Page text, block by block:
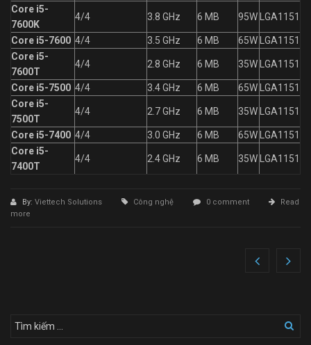
Core i5-
7600K
4/4 3.8 GHz 6 MB 95W LGA1151
Core i5-7600 4/4 3.5 GHz 6 MB 65W
LGA1151
Core i5-
7600T
4/4 2.8 GHz 6 MB 35W LGA1151
Core i5-7500 4/4 3.4 GHz 6 MB 65W
LGA1151
Core i5-
7500T
4/4 2.7 GHz 6 MB 35W LGA1151
Core i5-7400 4/4 3.0 GHz 6 MB 65W
LGA1151
Core i5-
7400T
4/4 2.4 GHz 6 MB 35W LGA1151
By: Viettech Solutions Công nghệ 0 comment
Read
more